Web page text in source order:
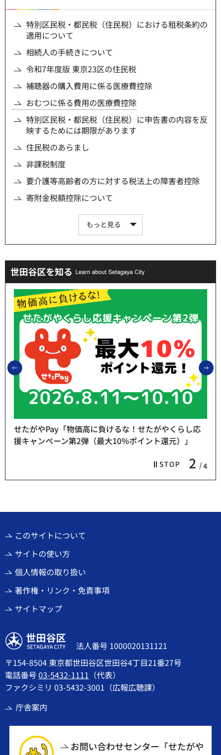
特別区民税・都民税（住民税）における租税条約の
適用について
相続人の手続きについて
令和7年度版 東京23区の住民税
補聴器の購入費用に係る医療費控除
おむつに係る費用の医療費控除
特別区民税・都民税（住民税）に申告書の内容を反
映するためには期限があります
住民税のあらまし
非課税制度
要介護等高齢者の方に対する税法上の障害者控除
寄附金税額控除について
もっと見る
世田谷区を知る
前のスライドを表示
STOP 2 4
せたがやPay「物価高に負けるな！せたがやくらし応
援キャンペーン第2弾（最大10％ポイント還元）」
このサイトについて
サイトの使い方
個人情報の取り扱い
著作権・リンク・免責事項
サイトマップ
世田谷区
法人番号 1000020131121
〒154-8504 東京都世田谷区世田谷4丁目21番27号
電話番号03-5432-1111 （代表）
ファクシミリ 03-5432-3001（広報広聴課）
庁舎案内
お問い合わせセンター「せたがや